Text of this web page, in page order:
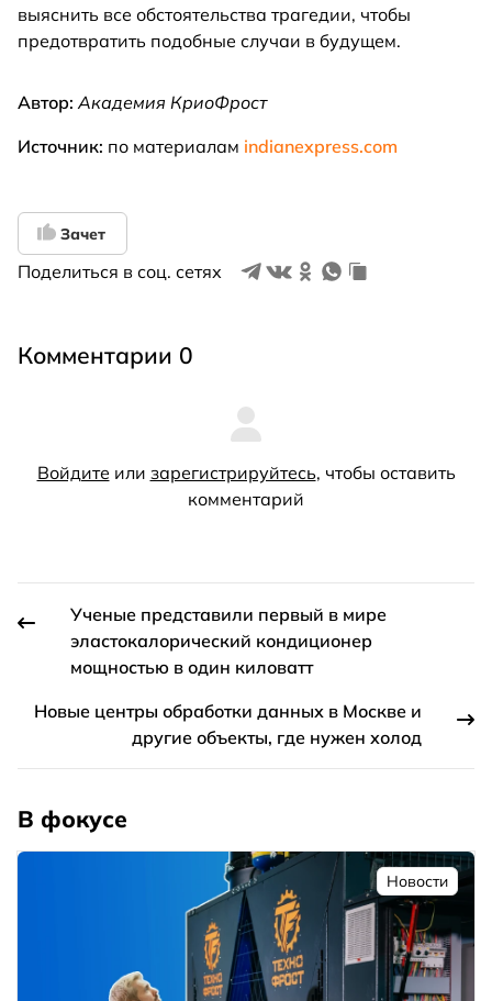
выяснить все обстоятельства трагедии, чтобы
предотвратить подобные случаи в будущем.
Автор: Академия КриоФрост
Источник: по материалам indianexpress.com
Зачет
Поделиться в соц. сетях
Комментарии 0
Войдите или зарегистрируйтесь, чтобы оставить
комментарий
Ученые представили первый в мире
эластокалорический кондиционер
мощностью в один киловатт
Новые центры обработки данных в Москве и
другие объекты, где нужен холод
В фокусе
Новости